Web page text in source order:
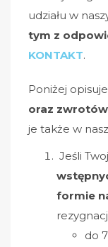
udziału w
tym z
KONTAKT.
Poniżej
oraz zwrotów
je także w
Jeśli
formie
do